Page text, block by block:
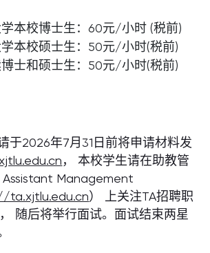
本校博士生：60元/小时 (税前)
本校硕士生：50元/小时(税前)
士和硕士生：50元/小时(税前)
于2026年7月31日前将申请材料发
， 本校学生请在助教管
Management
ta.xjtlu.edu.cn） 上关注TA招聘职
随后将举行面试。面试结束两星